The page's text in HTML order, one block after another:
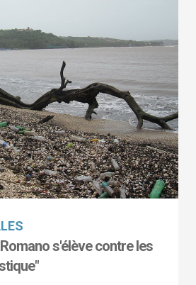
s'élève contre les